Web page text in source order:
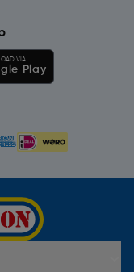
VIA
Play